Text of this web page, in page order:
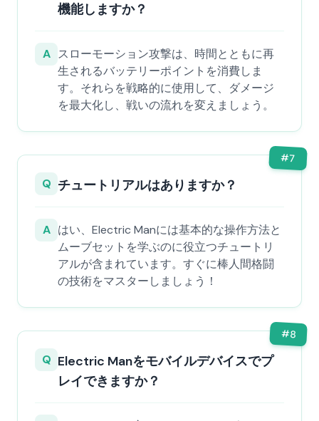
機能しますか？
A スローモーション攻撃は、時間とともに再
生されるバッテリーポイントを消費しま
す。それらを戦略的に使用して、ダメージ
を最大化し、戦いの流れを変えましょう。
#7
Q チュートリアルはありますか？
A はい、Electric Manには基本的な操作方法と
ムーブセットを学ぶのに役立つチュートリ
アルが含まれています。すぐに棒人間格闘
の技術をマスターしましょう！
#8
Q Electric Manをモバイルデバイスでプ
レイできますか？